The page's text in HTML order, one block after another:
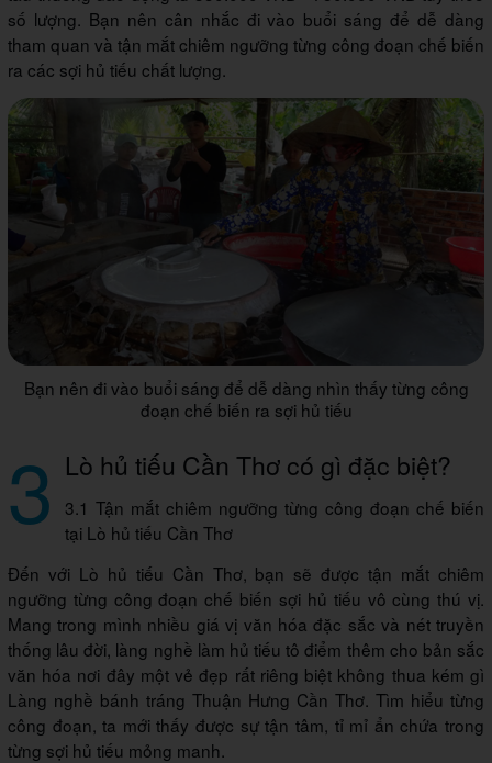
số lượng. Bạn nên cân nhắc đi vào buổi sáng để dễ dàng
tham quan và tận mắt chiêm ngưỡng từng công đoạn chế biến
ra các sợi hủ tiếu chất lượng.
Bạn nên đi vào buổi sáng để dễ dàng nhìn thấy từng công
đoạn chế biến ra sợi hủ tiếu
3 Lò hủ tiếu Cần Thơ có gì đặc biệt?
3.1 Tận mắt chiêm ngưỡng từng công đoạn chế biến
tại Lò hủ tiếu Cần Thơ
Đến với Lò hủ tiếu Cần Thơ, bạn sẽ được tận mắt chiêm
ngưỡng từng công đoạn chế biến sợi hủ tiếu vô cùng thú vị.
Mang trong mình nhiều giá vị văn hóa đặc sắc và nét truyền
thống lâu đời, làng nghề làm hủ tiếu tô điểm thêm cho bản sắc
văn hóa nơi đây một vẻ đẹp rất riêng biệt không thua kém gì
Làng nghề bánh tráng Thuận Hưng Cần Thơ. Tìm hiểu từng
công đoạn, ta mới thấy được sự tận tâm, tỉ mỉ ẩn chứa trong
từng sợi hủ tiếu mỏng manh.